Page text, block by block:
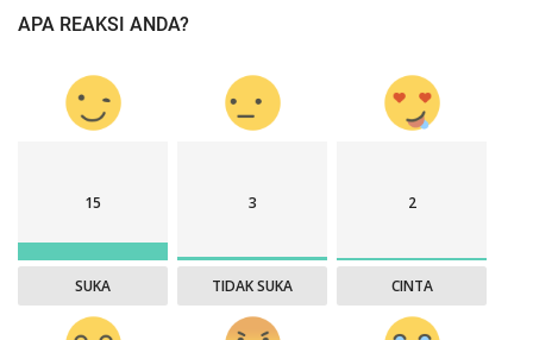
APA REAKSI ANDA?
15
SUKA
3
TIDAK SUKA
2
CINTA